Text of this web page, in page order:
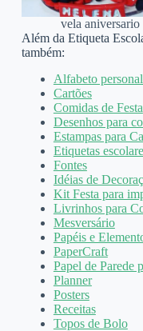
vela aniversario
Além da Etiqueta
também:
Alfabeto
Cartões
Comidas de Festa
Desenhos para
Estampas para
Etiquetas
Fontes
Idéias de
Kit Festa para
Livrinhos para
Mesversário
Papéis e
PaperCraft
Papel de Parede
Planner
Posters
Receitas
Topos de Bolo